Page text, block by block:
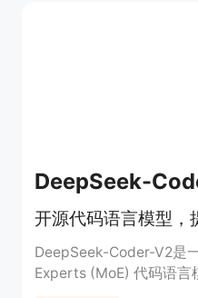
DeepSeek-
开源代码语言模型，
DeepSeek-Coder-V2是
Experts (MoE) 代码语言